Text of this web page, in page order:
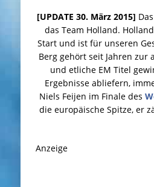
[UPDATE 30. März 2015]
das Team Holland.
Start und ist für unseren
Berg gehört seit Jahren zur
und etliche EM Titel
Ergebnisse abliefern,
Niels Feijen im Finale des
die europäische Spitze, er
Anzeige